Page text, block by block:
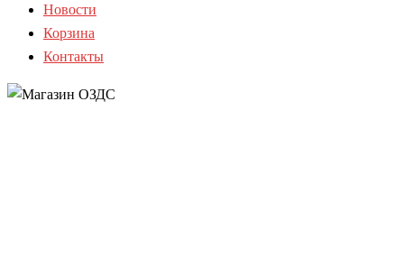
Новости
Корзина
Контакты